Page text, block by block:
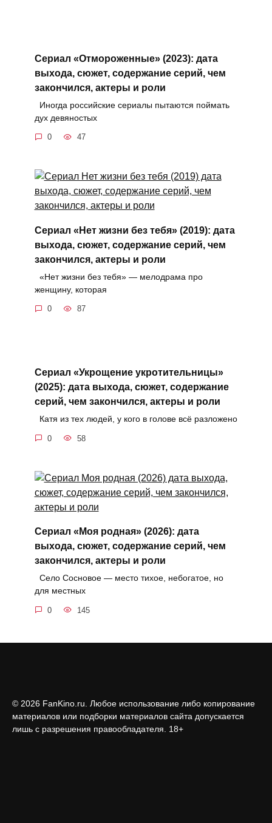
Сериал «Отмороженные» (2023): дата
выхода, сюжет, содержание серий, чем
закончился, актеры и роли
Иногда российские сериалы пытаются поймать
дух девяностых
0 47
Сериал «Нет жизни без тебя» (2019): дата
выхода, сюжет, содержание серий, чем
закончился, актеры и роли
«Нет жизни без тебя» — мелодрама про
женщину, которая
0 87
Сериал «Укрощение укротительницы»
(2025): дата выхода, сюжет, содержание
серий, чем закончился, актеры и роли
Катя из тех людей, у кого в голове всё разложено
0 58
Сериал «Моя родная» (2026): дата
выхода, сюжет, содержание серий, чем
закончился, актеры и роли
Село Сосновое — место тихое, небогатое, но
для местных
0 145
© 2026 FanKino.ru. Любое использование либо копирование
материалов или подборки материалов сайта допускается
лишь с разрешения правообладателя. 18+